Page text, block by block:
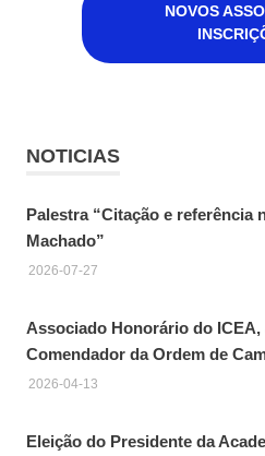
NOVOS
NOTICIAS
Palestra “Citação e referência
Machado”
2026-07-27
Associado Honorário do
Comendador da Ordem de
2026-04-13
Eleição do Presidente da